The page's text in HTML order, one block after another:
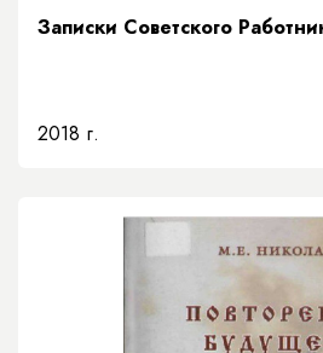
Записки Советского
2018 г.